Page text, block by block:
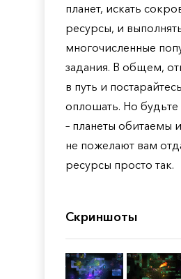
планет, искать
ресурсы, и
многочисленные
задания. В общем,
в путь и
оплошать. Но
– планеты обитаемы
не пожелают вам
ресурсы просто так.
Скриншоты